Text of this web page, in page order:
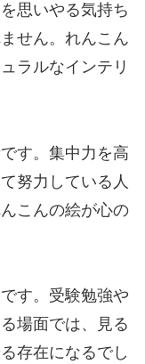
思いやる気持ち
せん。れんこん
ラルなインテリ
す。集中力を高
努力している人
こんの絵が心の
す。受験勉強や
場面では、見る
存在になるでし